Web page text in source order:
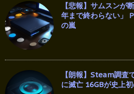
【悲報】サムスンが
年まで終わらない」
の嵐
【朗報】Steam調査
に滅亡 16GBが史上